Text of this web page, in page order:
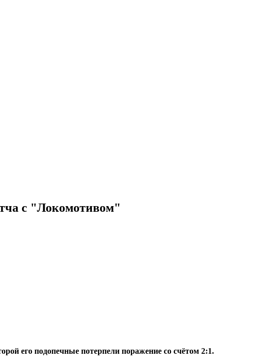
с "Локомотивом"
его подопечные потерпели поражение со счётом 2:1.